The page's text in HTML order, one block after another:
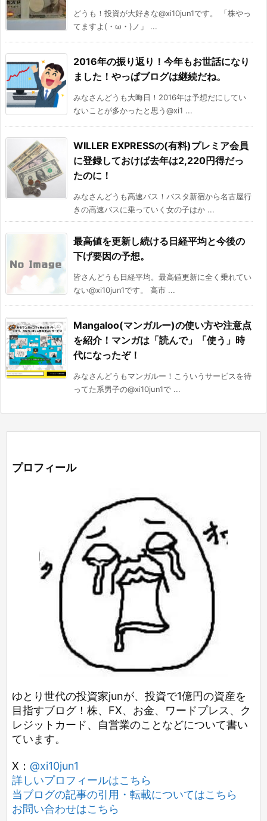
どうも！投資が大好きな@xi10jun1です。 「株やっ
てますよ(・ω・)ノ」 ...
2016年の振り返り！今年もお世話になり
ました！やっぱブログは継続だね。
みなさんどうも大晦日！2016年は予想だにしてい
ないことが多かったと思う@xi1 ...
WILLER EXPRESSの(有料)プレミア会員
に登録しておけば去年は2,220円得だっ
たのに！
みなさんどうも高速バス！バスタ新宿から名古屋行
きの高速バスに乗っていく女の子はか ...
最高値を更新し続ける日経平均と今後の
下げ要因の予想。
皆さんどうも日経平均。最高値更新に全く乗れてい
ない@xi10jun1です。 高市 ...
Mangaloo(マンガルー)の使い方や注意点
を紹介！マンガは「読んで」「使う」時
代になったぞ！
みなさんどうもマンガルー！こういうサービスを待
ってた系男子の@xi10jun1で ...
プロフィール
ゆとり世代の投資家junが、投資で1億円の資産を
目指すブログ！株、FX、お金、ワードプレス、ク
レジットカード、自営業のことなどについて書い
ています。
X： @xi10jun1
詳しいプロフィールはこちら
当ブログの記事の引用・転載についてはこちら
お問い合わせはこちら